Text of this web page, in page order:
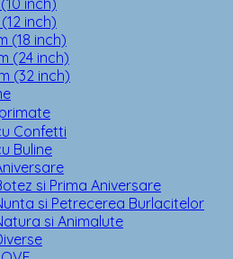
inch)
inch)
(18 inch)
(24 inch)
(32 inch)
Confetti
Buline
si Prima Aniversare
si Petrecerea Burlacitelor
si Animalute